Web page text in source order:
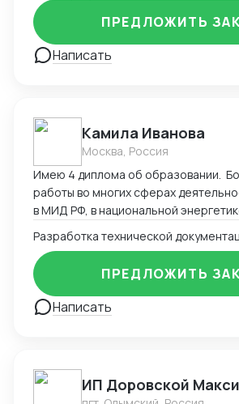
Написать
ПРЕДЛОЖИТЬ
Камила Иванова
Москва, Россия
Имею 4 диплома об образовании.
работы во многих сферах
в МИД РФ, в национальной
максимальный опыт работы в
медицинских изделий, более 9 лет.
техническую документацию,
маркировку в соответствии с
стандартами, ввожу изделия в
(Росздравнадзор). Могу быть
лаборатория и сертификационный
Написать
ПРЕДЛОЖИТЬ
ИП Доровской